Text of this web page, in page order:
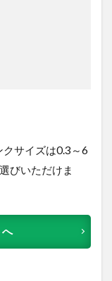
サイズは0.3～6
びいただけま